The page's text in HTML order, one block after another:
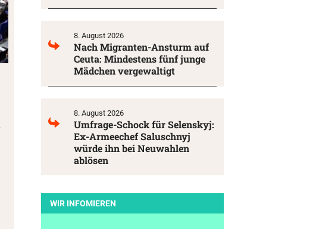
8. August 2026
Nach Migranten-Ansturm auf
Ceuta: Mindestens fünf junge
Mädchen vergewaltigt
8. August 2026
Umfrage-Schock für Selenskyj:
Ex-Armeechef Saluschnyj
würde ihn bei Neuwahlen
ablösen
WIR INFOMIEREN